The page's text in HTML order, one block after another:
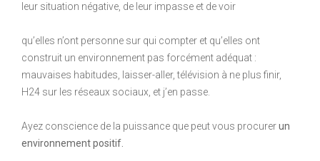
leur situation négative, de leur impasse et de voir
qu’elles n’ont personne sur qui compter et qu’elles ont
construit un environnement pas forcément adéquat :
mauvaises habitudes, laisser-aller, télévision à ne plus finir,
H24 sur les réseaux sociaux, et j’en passe.
Ayez conscience de la puissance que peut vous procurerun
environnement positif.